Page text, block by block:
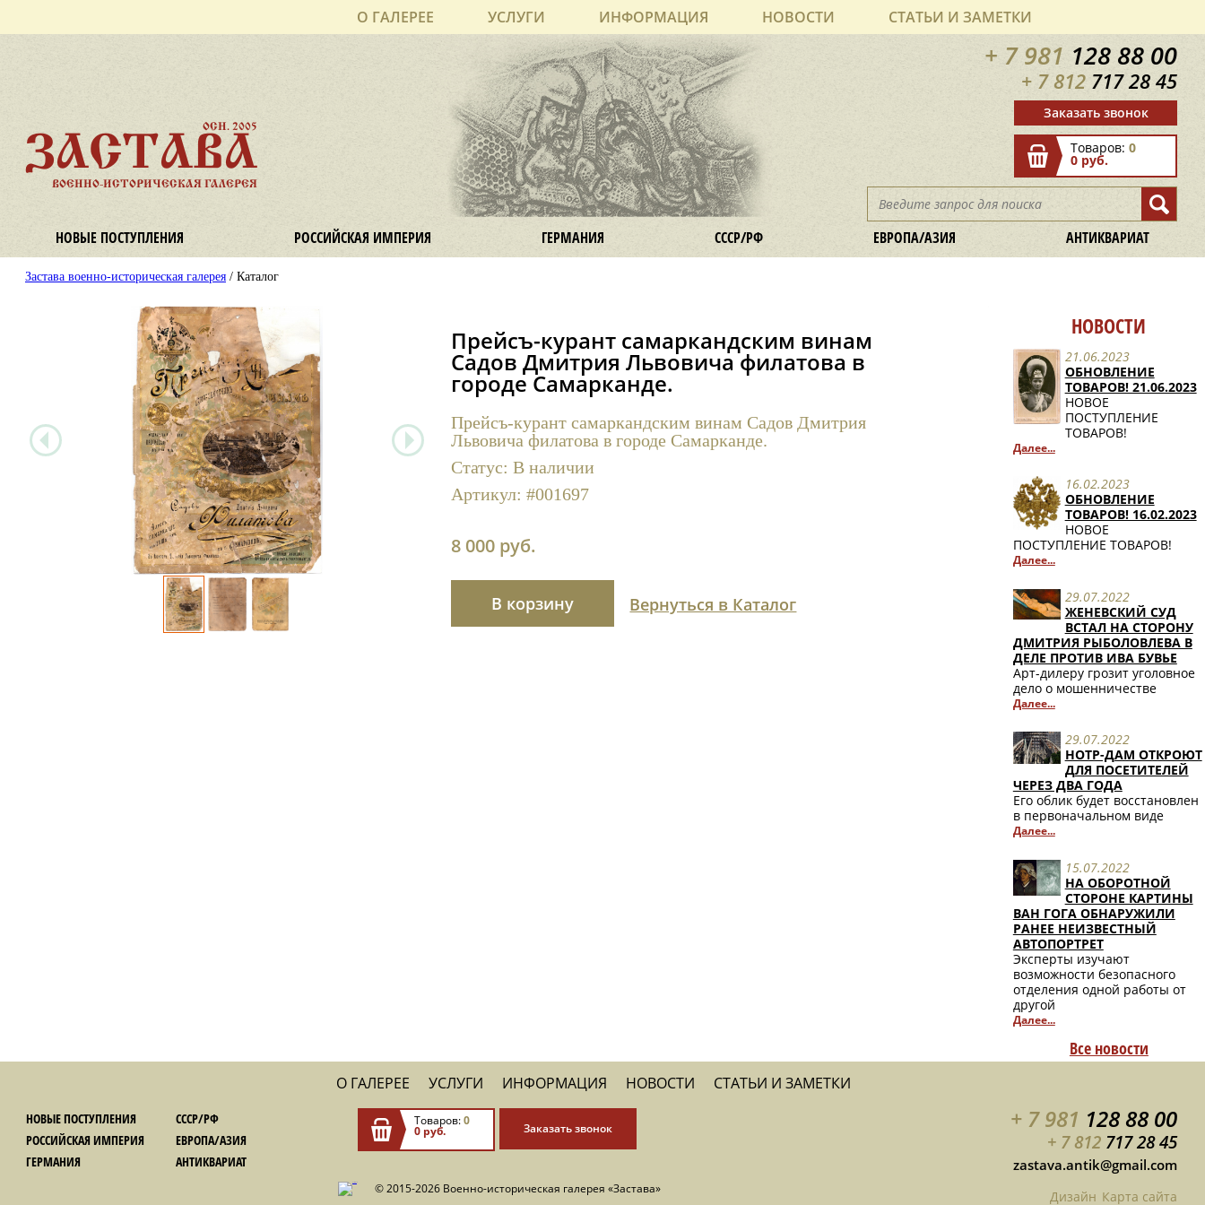
О ГАЛЕРЕЕ УСЛУГИ ИНФОРМАЦИЯ НОВОСТИ СТАТЬИ И ЗАМЕТКИ
ОСН. 2005
ЗАСТАВА
ВОЕННО-ИСТОРИЧЕСКАЯ ГАЛЕРЕЯ
+ 7 981 128 88 00
+ 7 812 717 28 45
Заказать звонок
Товаров:0
0 руб.
НОВЫЕ ПОСТУПЛЕНИЯ РОССИЙСКАЯ ИМПЕРИЯ ГЕРМАНИЯ СССР/РФ ЕВРОПА/АЗИЯ АНТИКВАРИАТ
Застава военно-историческая галерея/ Каталог
Прейсъ-курант самаркандским винам
Садов Дмитрия Львовича филатова в
городе Самарканде.
Прейсъ-курант самаркандским винам Садов Дмитрия
Львовича филатова в городе Самарканде.
Статус: В наличии
Артикул: #001697
8 000 руб.
В корзину Вернуться в Каталог
НОВОСТИ
21.06.2023
ОБНОВЛЕНИЕ
ТОВАРОВ! 21.06.2023
НОВОЕ
ПОСТУПЛЕНИЕ
ТОВАРОВ!
Далее...
16.02.2023
ОБНОВЛЕНИЕ
ТОВАРОВ! 16.02.2023
НОВОЕ
ПОСТУПЛЕНИЕ ТОВАРОВ!
Далее...
29.07.2022
ЖЕНЕВСКИЙ СУД
ВСТАЛ НА СТОРОНУ
ДМИТРИЯ РЫБОЛОВЛЕВА В
ДЕЛЕ ПРОТИВ ИВА БУВЬЕ
Арт-дилеру грозит уголовное
дело о мошенничестве
Далее...
29.07.2022
НОТР-ДАМ ОТКРОЮТ
ДЛЯ ПОСЕТИТЕЛЕЙ
ЧЕРЕЗ ДВА ГОДА
Его облик будет восстановлен
в первоначальном виде
Далее...
15.07.2022
НА ОБОРОТНОЙ
СТОРОНЕ КАРТИНЫ
ВАН ГОГА ОБНАРУЖИЛИ
РАНЕЕ НЕИЗВЕСТНЫЙ
АВТОПОРТРЕТ
Эксперты изучают
возможности безопасного
отделения одной работы от
другой
Далее...
Все новости
О ГАЛЕРЕЕ УСЛУГИ ИНФОРМАЦИЯ НОВОСТИ СТАТЬИ И ЗАМЕТКИ
НОВЫЕ ПОСТУПЛЕНИЯ
РОССИЙСКАЯ ИМПЕРИЯ
ГЕРМАНИЯ
СССР/РФ
ЕВРОПА/АЗИЯ
АНТИКВАРИАТ
+ 7 981 128 88 00
+ 7 812 717 28 45
zastava.antik@gmail.com
Дизайн Карта сайта
Товаров:0
0 руб. Заказать звонок
© 2015-2026 Военно-историческая галерея «Застава»